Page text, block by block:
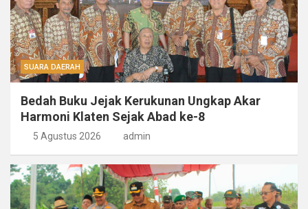
SUARA DAERAH
Bedah Buku Jejak Kerukunan Ungkap Akar
Harmoni Klaten Sejak Abad ke-8
5 Agustus 2026 admin